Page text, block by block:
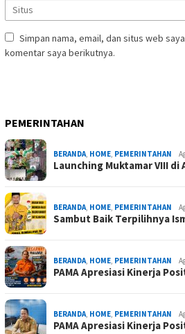
Simpan nama, email, dan situs web
komentar saya berikutnya.
PEMERINTAHAN
BERANDA HOME PEMERINTAHAN
Launching Muktamar VIII di
BERANDA HOME PEMERINTAHAN
Sambut Baik Terpilihnya
BERANDA HOME PEMERINTAHAN
PAMA Apresiasi Kinerja
BERANDA HOME PEMERINTAHAN
PAMA Apresiasi Kinerja